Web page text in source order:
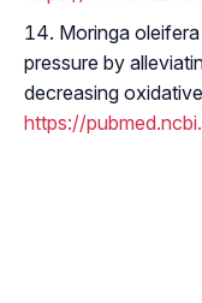
Moringa
pressure by
decreasing
https://